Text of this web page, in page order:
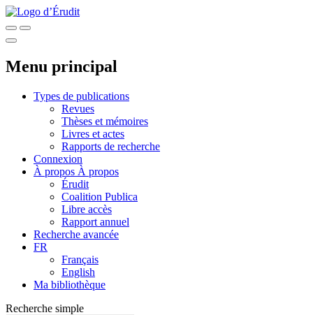
Menu principal
Types de publications
Revues
Thèses et mémoires
Livres et actes
Rapports de recherche
Connexion
À propos À propos
Érudit
Coalition Publica
Libre accès
Rapport annuel
Recherche avancée
FR
Français
English
Ma bibliothèque
Recherche simple